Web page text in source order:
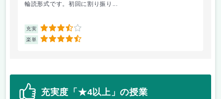
輪読形式です。初回に割り振り...
充実 3.5
楽単 4.5
充実度「★4以上」の授業